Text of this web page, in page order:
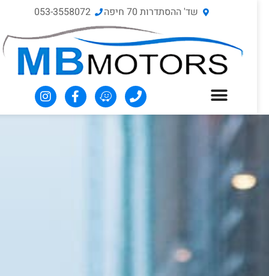
שד' ההסתדרות 70‏ חיפה 053-3558072